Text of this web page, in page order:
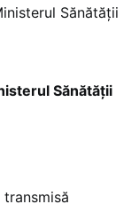
Sănătății
Sănătății